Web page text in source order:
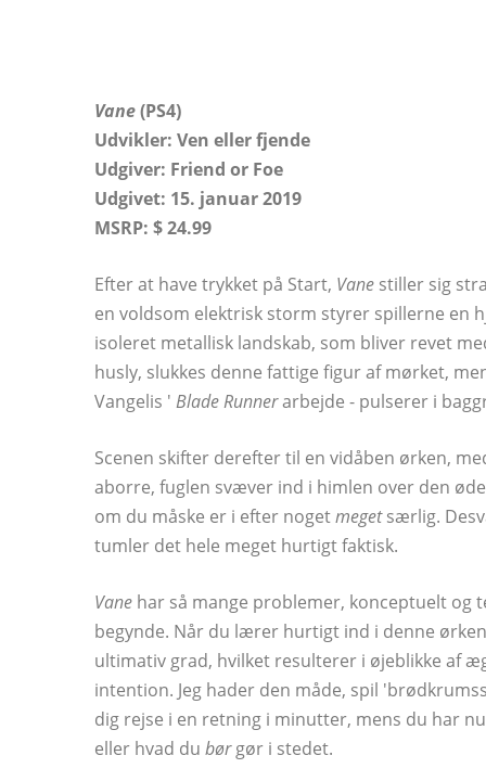
Vane(PS4)
Udvikler: Ven eller fjende
Udgiver: Friend or Foe
Udgivet: 15. januar 2019
MSRP: $ 24.99
Efter at have trykket på Start, Vane stiller sig
en voldsom elektrisk storm styrer spillerne
isoleret metallisk landskab, som bliver revet
husly, slukkes denne fattige figur af mørket,
Vangelis ' Blade Runnerarbejde - pulserer i
Scenen skifter derefter til en vidåben ørken,
aborre, fuglen svæver ind i himlen over den
om du måske er i efter nogetmegetsærlig.
tumler det hele meget hurtigt faktisk.
Vane har så mange problemer, konceptuelt og
begynde. Når du lærer hurtigt ind i denne
ultimativ grad, hvilket resulterer i øjeblikke af
intention. Jeg hader den måde, spil
dig rejse i en retning i minutter, mens du har
eller hvad du børgør i stedet.